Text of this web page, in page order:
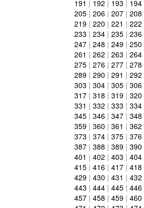
191 | 192 | 193 | 194
205| 206| 207| 208
219| 220 | 221 | 222
233 | 234| 235| 236
247| 248 | 249| 250
261 | 262 | 263 | 264
275| 276| 277| 278
289| 290 | 291 | 292
303 | 304| 305| 306
317| 318 | 319| 320
331 | 332 | 333 | 334
345| 346| 347| 348
359| 360 | 361 | 362
373 | 374| 375| 376
387| 388 | 389| 390
401 | 402 | 403 | 404
415| 416| 417| 418
429| 430 | 431 | 432
443 | 444| 445| 446
457| 458 | 459| 460